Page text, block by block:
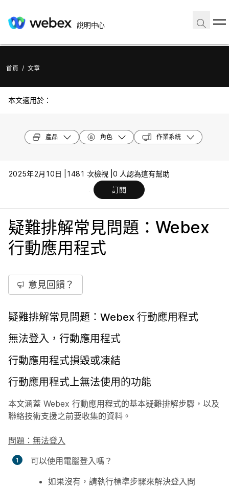
說明中心
首頁 / 文章
本文適用於：
產品 角色 作業系統
2025年2月10日 | 1481 次檢視 | 0 人認為這有幫助
訂閱
疑難排解常見問題：Webex
行動應用程式
意見回饋？
疑難排解常見問題：Webex 行動應用程式
無法登入，行動應用程式
行動應用程式損毀或凍結
行動應用程式上無法使用的功能
本文涵蓋 Webex 行動應用程式的基本疑難排解步驟，以及
聯絡技術支援之前要收集的資料。
問題：無法登入
可以使用電腦登入嗎？
如果沒有，請執行標準步驟來解決登入問